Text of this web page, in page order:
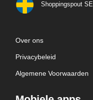
Shoppingspout SE
Over ons
Privacybeleid
Algemene Voorwaarden